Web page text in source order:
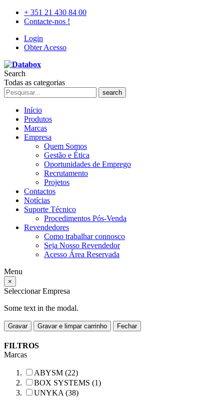
+ 351 21 430 84 00
Contacte-nos !
Login
Obter Acesso
Search
Todas as categorias
search
Início
Produtos
Marcas
Empresa
Quem Somos
Gestão e Ética
Oportunidades de Emprego
Recrutamento
Projetos
Contactos
Notícias
Suporte Técnico
Procedimentos Pós-Venda
Revendedores
Como trabalhar connosco
Seja Nosso Revendedor
Acesso Área Reservada
Menu
×
Seleccionar Empresa
Some text in the modal.
Gravar Gravar e limpar carrinho Fechar
FILTROS
Marcas
ABYSM (22)
BOX SYSTEMS (1)
UNYKA (38)